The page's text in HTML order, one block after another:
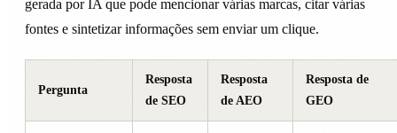
gerada por IA que pode mencionar várias marcas, citar várias
fontes e sintetizar informações sem enviar um clique.
Pergunta
Resposta
de SEO
Resposta
de AEO
Resposta de
GEO